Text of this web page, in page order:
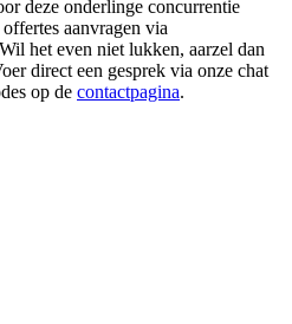
deze onderlinge concurrentie
aanvragen via
het even niet lukken, aarzel dan
direct een gesprek via onze chat
op de contactpagina.